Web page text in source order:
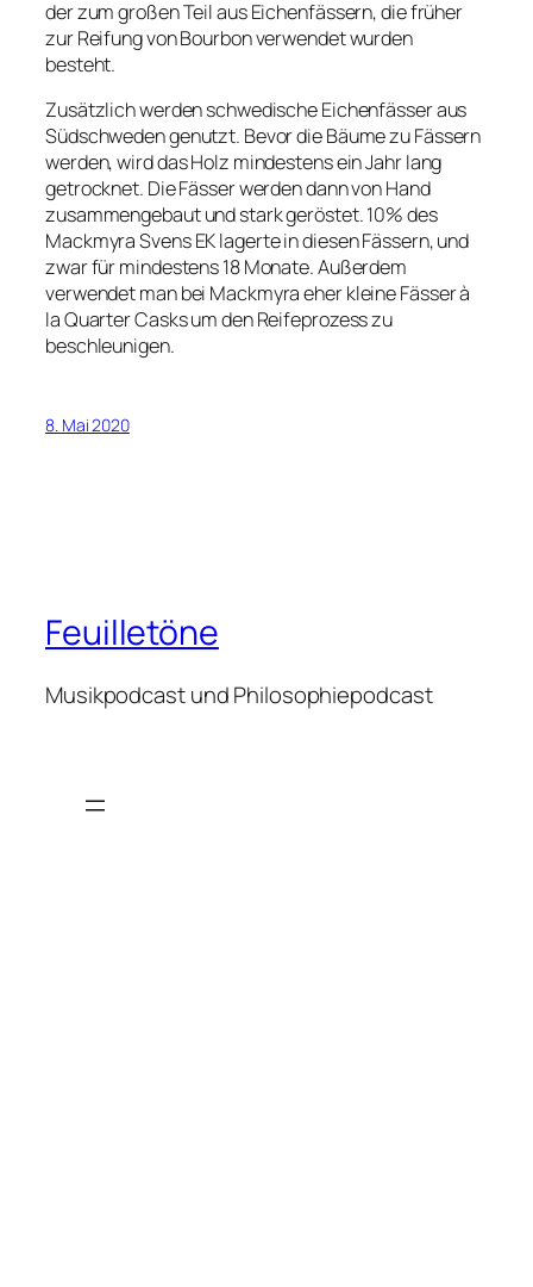
der zum großen Teil aus Eichenfässern, die früher
zur Reifung von Bourbon verwendet wurden
besteht.
Zusätzlich werden schwedische Eichenfässer aus
Südschweden genutzt. Bevor die Bäume zu Fässern
werden, wird das Holz mindestens ein Jahr lang
getrocknet. Die Fässer werden dann von Hand
zusammengebaut und stark geröstet. 10% des
Mackmyra Svens EK lagerte in diesen Fässern, und
zwar für mindestens 18 Monate. Außerdem
verwendet man bei Mackmyra eher kleine Fässer à
la Quarter Casks um den Reifeprozess zu
beschleunigen.
8. Mai 2020
Feuilletöne
Musikpodcast und Philosophiepodcast